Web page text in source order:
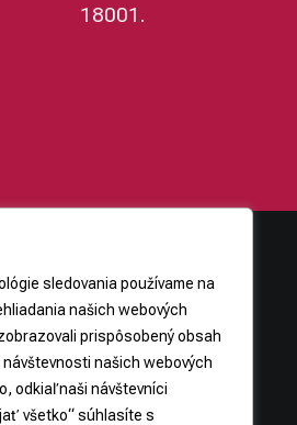
sledovania používame na
našich webových
prispôsobený obsah
našich webových
odkiaľ naši návštevníci
všetko“ súhlasíte s
18001.
PRÁVNE INFORMÁCIE
Obchodné podmienky
Odstúpenie od zmluvy